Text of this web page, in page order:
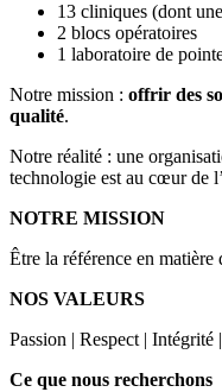
13 cliniques (dont
2 blocs opératoires
1 laboratoire de
Notre mission : offrir des
qualité.
Notre réalité : une
technologie est au cœur de
NOTRE MISSION
Être la référence en matière
NOS VALEURS
Passion | Respect |
Ce que nous recherchons